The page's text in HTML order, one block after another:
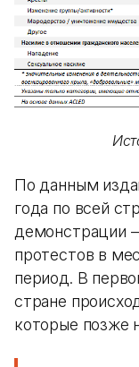
По данным
года по всей
демонстрации
протестов в
период. В
стране
которые позже